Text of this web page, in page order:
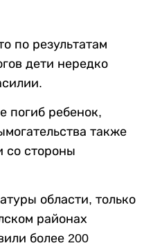
по результатам
дети нередко
погиб ребенок,
также
со стороны
области, только
районах
более 200